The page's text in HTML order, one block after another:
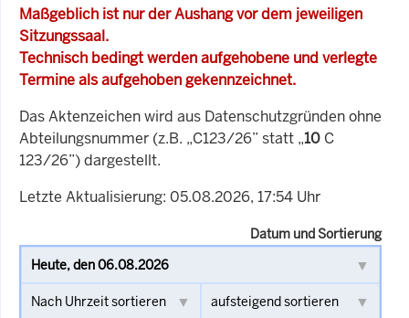
Maßgeblich ist nur der Aushang vor dem jeweiligen
Sitzungssaal.
Technisch bedingt werden aufgehobene und verlegte
Termine als aufgehoben gekennzeichnet.
Das Aktenzeichen wird aus Datenschutzgründen ohne
Abteilungsnummer (z.B. „C123/26” statt „10 C
123/26”) dargestellt.
Letzte Aktualisierung: 05.08.2026, 17:54 Uhr
Datum und Sortierung